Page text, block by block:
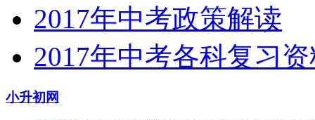
2017年中考政策解读
2017年中考各科复习
小升初网